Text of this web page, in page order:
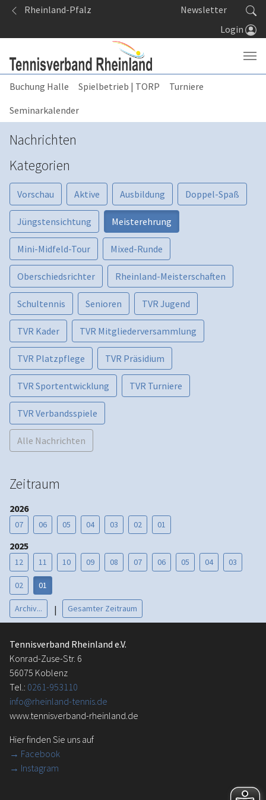
Springe zum Seiteninhalt
Rheinland-Pfalz
Newsletter
Login
Buchung Halle Spielbetrieb | TORP
Turniere
Seminarkalender
Nachrichten
Kategorien
Vorschau Aktive Ausbildung Doppel-Spaß
Jüngstensichtung Meisterehrung
Mini-Midfeld-Tour Mixed-Runde
Oberschiedsrichter Rheinland-Meisterschaften
Schultennis Senioren TVR Jugend
TVR Kader TVR Mitgliederversammlung
TVR Platzpflege TVR Präsidium
TVR Sportentwicklung TVR Turniere
TVR Verbandsspiele
Alle Nachrichten
Zeitraum
2026
07 06 05 04 03 02 01
2025
12 11 10 09 08 07 06 05 04 03
02 01
Archiv... | Gesamter Zeitraum
Tennisverband Rheinland e.V.
Konrad-Zuse-Str. 6
56075 Koblenz
Tel.: 0261-953110
info@rheinland-tennis.de
www.tennisverband-rheinland.de
Hier finden Sie uns auf
→ Facebook
→ Instagram